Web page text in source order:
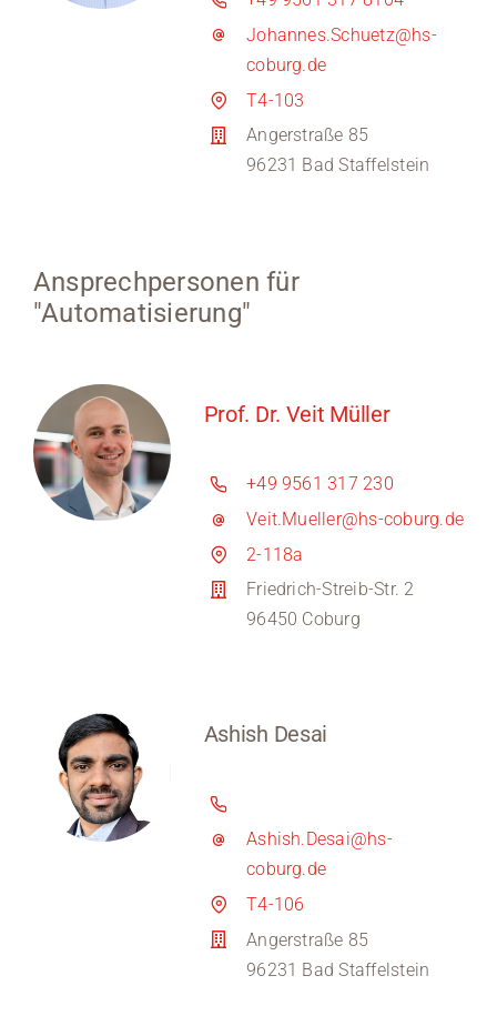
Johannes.Schuetz@hs-
coburg.de
T4-103
Angerstraße 85
96231 Bad Staffelstein
Ansprechpersonen für
"Automatisierung"
Prof. Dr. Veit Müller
+49 9561 317 230
Veit.Mueller@hs-coburg.de
2-118a
Friedrich-Streib-Str. 2
96450 Coburg
Ashish Desai
Ashish.Desai@hs-
coburg.de
T4-106
Angerstraße 85
96231 Bad Staffelstein